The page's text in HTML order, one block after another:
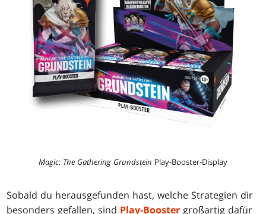
Magic: The Gathering Grundstein Play-Booster-Display
Sobald du herausgefunden hast, welche Strategien dir
besonders gefallen, sind Play-Booster großartig dafür